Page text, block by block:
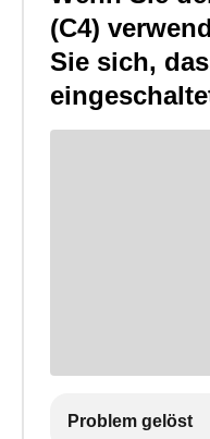
(C4)
Sie sich,
Problem gelöst